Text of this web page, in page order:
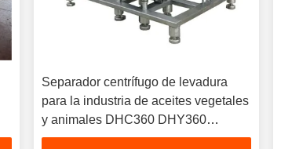
Separador centrífugo de levadura
para la industria de aceites vegetales
y animales DHC360 DHY360
DHC400 DHY400 DHC470 DHY470